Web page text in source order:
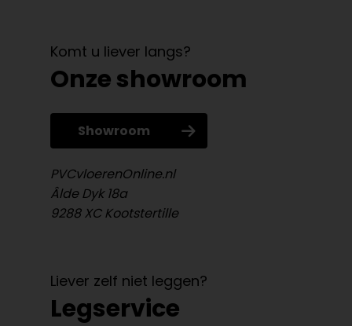
Komt u liever langs?
Onze showroom
Showroom
PVCvloerenOnline.nl
Âlde Dyk 18a
9288 XC Kootstertille
Liever zelf niet leggen?
Legservice